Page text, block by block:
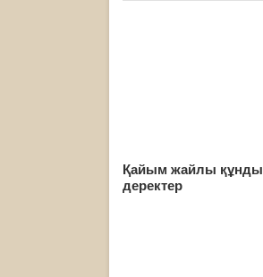
Қайым жайлы құнды
деректер